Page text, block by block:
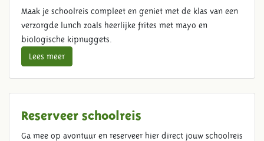
Maak je schoolreis compleet en geniet met de klas van een
verzorgde lunch zoals heerlijke frites met mayo en
biologische kipnuggets.
Lees meer
Reserveer schoolreis
Ga mee op avontuur en reserveer hier direct jouw schoolreis